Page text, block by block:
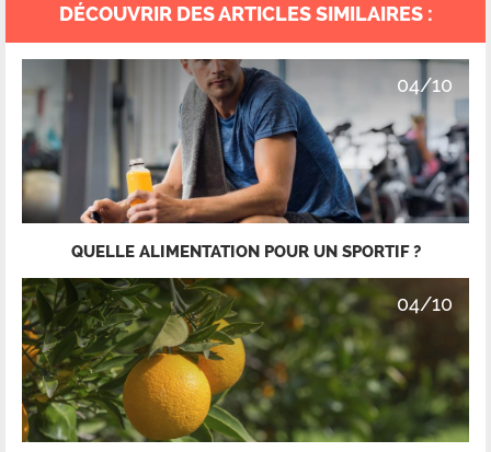
DÉCOUVRIR DES ARTICLES SIMILAIRES :
04/10
QUELLE ALIMENTATION POUR UN SPORTIF ?
04/10